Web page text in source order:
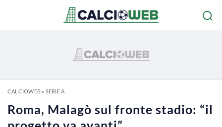
CALCIOWEB» SERIE A
Roma, Malagò sul fronte stadio: “il